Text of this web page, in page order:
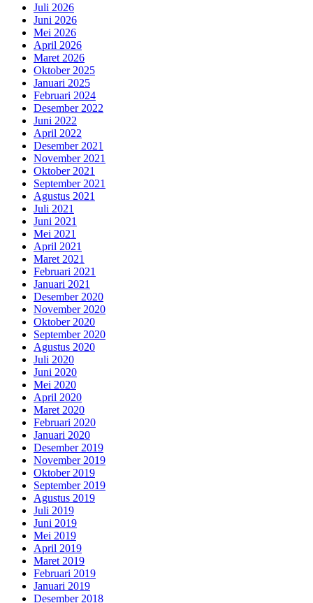
Juli 2026
Juni 2026
Mei 2026
April 2026
Maret 2026
Oktober 2025
Januari 2025
Februari 2024
Desember 2022
Juni 2022
April 2022
Desember 2021
November 2021
Oktober 2021
September 2021
Agustus 2021
Juli 2021
Juni 2021
Mei 2021
April 2021
Maret 2021
Februari 2021
Januari 2021
Desember 2020
November 2020
Oktober 2020
September 2020
Agustus 2020
Juli 2020
Juni 2020
Mei 2020
April 2020
Maret 2020
Februari 2020
Januari 2020
Desember 2019
November 2019
Oktober 2019
September 2019
Agustus 2019
Juli 2019
Juni 2019
Mei 2019
April 2019
Maret 2019
Februari 2019
Januari 2019
Desember 2018